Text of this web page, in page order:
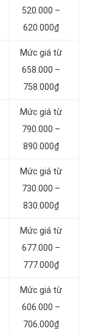
520.000 –
620.000₫
Mức giá từ
658.000 –
758.000₫
Mức giá từ
790.000 –
890.000₫
Mức giá từ
730.000 –
830.000₫
Mức giá từ
677.000 –
777.000₫
Mức giá từ
606.000 –
706.000₫